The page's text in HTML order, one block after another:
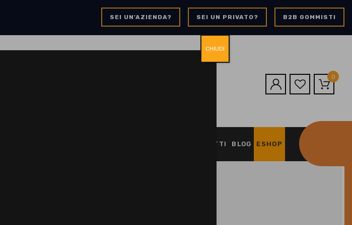
SEI UN'AZIENDA? SEI UN PRIVATO? B2B GOMMISTI
0
CONTATTI BLOG ESHOP
CHIUDI